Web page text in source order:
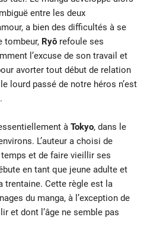
entre les deux
a bien des difficultés à se
tombeur, Ryô refoule ses
l’excuse de son travail et
avorter tout début de relation
lourd passé de notre héros n’est
à Tokyo, dans le
L’auteur a choisi de
et de faire vieillir ses
en tant que jeune adulte et
trentaine. Cette règle est la
du manga, à l’exception de
et dont l’âge ne semble pas